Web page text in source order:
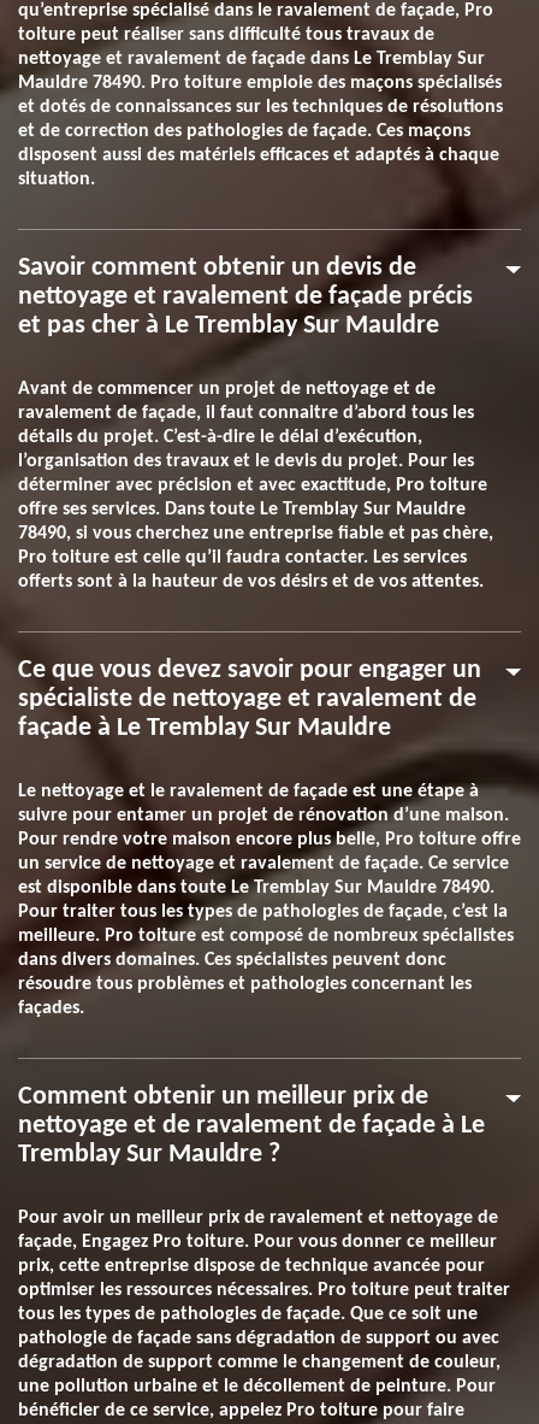
qu’entreprise spécialisé dans le ravalement de façade, Pro
toiture peut réaliser sans difficulté tous travaux de
nettoyage et ravalement de façade dans Le Tremblay Sur
Mauldre 78490. Pro toiture emploie des maçons spécialisés
et dotés de connaissances sur les techniques de résolutions
et de correction des pathologies de façade. Ces maçons
disposent aussi des matériels efficaces et adaptés à chaque
situation.
Savoir comment obtenir un devis de
nettoyage et ravalement de façade précis
et pas cher à Le Tremblay Sur Mauldre
Avant de commencer un projet de nettoyage et de
ravalement de façade, il faut connaitre d’abord tous les
détails du projet. C’est-à-dire le délai d’exécution,
l’organisation des travaux et le devis du projet. Pour les
déterminer avec précision et avec exactitude, Pro toiture
offre ses services. Dans toute Le Tremblay Sur Mauldre
78490, si vous cherchez une entreprise fiable et pas chère,
Pro toiture est celle qu’il faudra contacter. Les services
offerts sont à la hauteur de vos désirs et de vos attentes.
Ce que vous devez savoir pour engager un
spécialiste de nettoyage et ravalement de
façade à Le Tremblay Sur Mauldre
Le nettoyage et le ravalement de façade est une étape à
suivre pour entamer un projet de rénovation d’une maison.
Pour rendre votre maison encore plus belle, Pro toiture offre
un service de nettoyage et ravalement de façade. Ce service
est disponible dans toute Le Tremblay Sur Mauldre 78490.
Pour traiter tous les types de pathologies de façade, c’est la
meilleure. Pro toiture est composé de nombreux spécialistes
dans divers domaines. Ces spécialistes peuvent donc
résoudre tous problèmes et pathologies concernant les
façades.
Comment obtenir un meilleur prix de
nettoyage et de ravalement de façade à Le
Tremblay Sur Mauldre ?
Pour avoir un meilleur prix de ravalement et nettoyage de
façade, Engagez Pro toiture. Pour vous donner ce meilleur
prix, cette entreprise dispose de technique avancée pour
optimiser les ressources nécessaires. Pro toiture peut traiter
tous les types de pathologies de façade. Que ce soit une
pathologie de façade sans dégradation de support ou avec
dégradation de support comme le changement de couleur,
une pollution urbaine et le décollement de peinture. Pour
bénéficier de ce service, appelez Pro toiture pour faire